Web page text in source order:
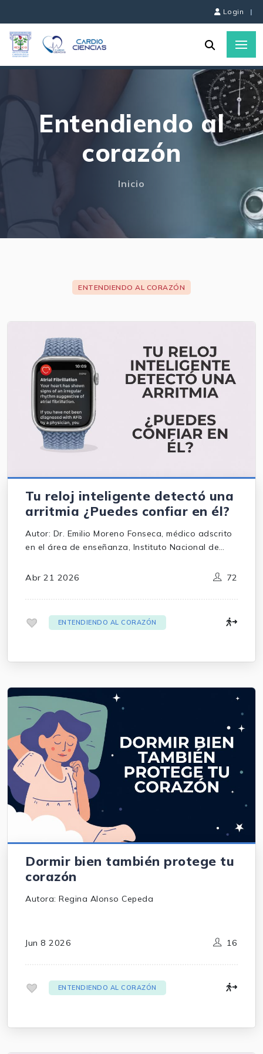
Login |
Entendiendo al
corazón
Inicio
ENTENDIENDO AL CORAZÓN
Tu reloj inteligente detectó una
arritmia ¿Puedes confiar en él?
Autor: Dr. Emilio Moreno Fonseca, médico adscrito
en el área de enseñanza, Instituto Nacional de
Revisor: Dr. Mauricio López Meneses, Coordinador
Abr 21 2026 72
ENTENDIENDO AL CORAZÓN
Dormir bien también protege tu
corazón
Autora: Regina Alonso Cepeda
Jun 8 2026 16
ENTENDIENDO AL CORAZÓN